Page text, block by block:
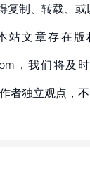
复制、转载、
站文章存在
，我们将及
者独立观点，不